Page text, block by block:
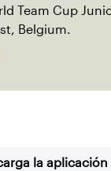
Team Cup
Belgium.
la aplicación